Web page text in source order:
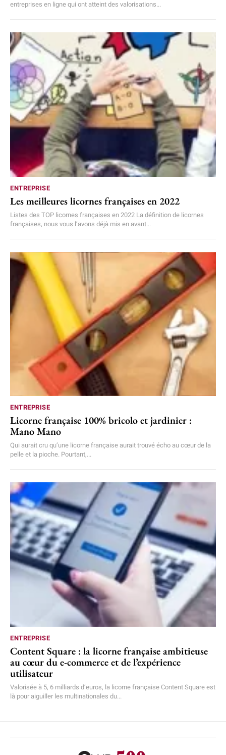
entreprises en ligne qui ont atteint des valorisations...
ENTREPRISE
Les meilleures licornes françaises en 2022
Listes des TOP licornes françaises en 2022 La définition de licornes
françaises, nous vous l’avons déjà mis en avant...
ENTREPRISE
Licorne française 100% bricolo et jardinier :
Mano Mano
Qui aurait cru qu’une licorne française aurait trouvé écho au cœur de la
pelle et la pioche. Pourtant,...
ENTREPRISE
Content Square : la licorne française ambitieuse
au cœur du e-commerce et de l’expérience
utilisateur
Valorisée à 5, 6 milliards d’euros, la licorne française Content Square est
là pour aiguiller les multinationales du...